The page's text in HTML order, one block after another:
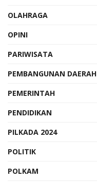
OLAHRAGA
OPINI
PARIWISATA
PEMBANGUNAN DAERAH
PEMERINTAH
PENDIDIKAN
PILKADA 2024
POLITIK
POLKAM